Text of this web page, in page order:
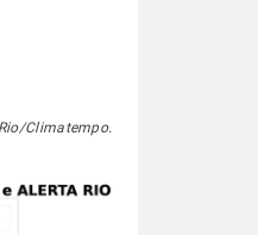
Climatempo.